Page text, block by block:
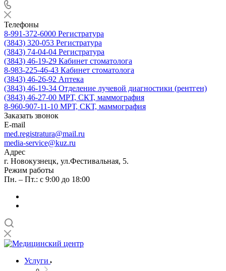
Телефоны
8-991-372-6000 Регистратура
(3843) 320-053 Регистратура
(3843) 74-04-04 Регистратура
(3843) 46-19-29 Кабинет стоматолога
8-983-225-46-43 Кабинет стоматолога
(3843) 46-26-92 Аптека
(3843) 46-19-34 Отделение лучевой диагностики (рентген)
(3843) 46-27-00 МРТ, СКТ, маммография
8-960-907-11-10 МРТ, СКТ, маммография
Заказать звонок
E-mail
med.registratura@mail.ru
media-service@kuz.ru
Адрес
г. Новокузнецк, ул.Фестивальная, 5.
Режим работы
Пн. – Пт.: с 9:00 до 18:00
Услуги